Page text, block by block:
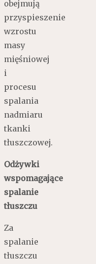
obejmują
przyspieszenie
wzrostu
masy
mięśniowej
i
procesu
spalania
nadmiaru
tkanki
tłuszczowej.
Odżywki
wspomagające
spalanie
tłuszczu
Za
spalanie
tłuszczu